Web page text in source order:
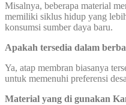
Misalnya, beberapa material
memiliki siklus hidup yang
konsumsi sumber daya baru.
Apakah tersedia dalam
Ya, atap membran biasanya
untuk memenuhi preferensi
Material yang di gunakan